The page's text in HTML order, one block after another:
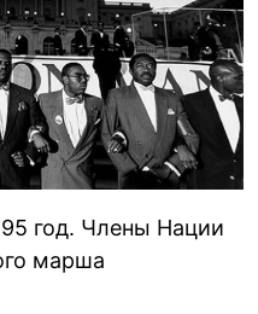
год. Члены Нации
марша